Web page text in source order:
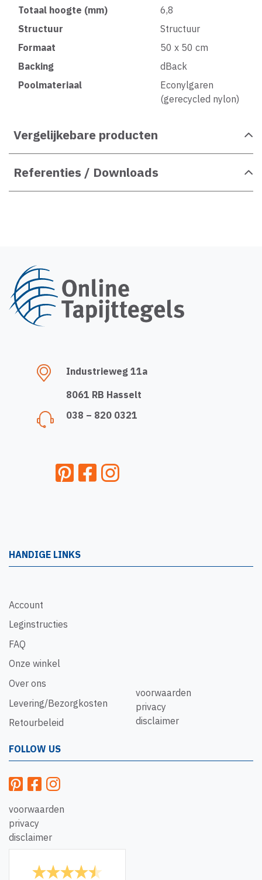
Totaal hoogte (mm)
6,8
Structuur
Structuur
Formaat
50 x 50 cm
Backing
dBack
Poolmateriaal
Econylgaren
(gerecycled nylon)
Vergelijkebare producten
Referenties / Downloads
Industrieweg 11a
8061 RB Hasselt
038 – 820 0321
HANDIGE LINKS
Account
Leginstructies
FAQ
Onze winkel
Over ons
Levering/Bezorgkosten
Retourbeleid
voorwaarden
privacy
disclaimer
FOLLOW US
voorwaarden
privacy
disclaimer